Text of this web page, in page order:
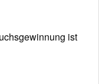
ist